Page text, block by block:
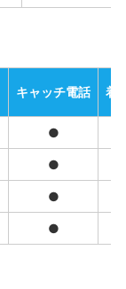
キャッチ電話 着
●
●
●
●